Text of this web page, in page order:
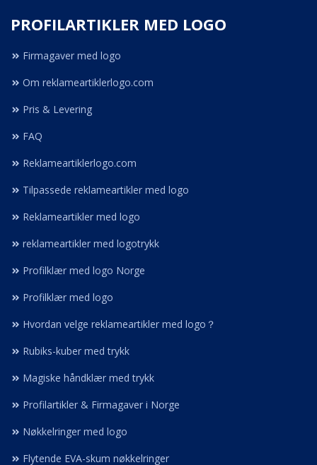
PROFILARTIKLER MED LOGO
Firmagaver med logo
Om reklameartiklerlogo.com
Pris & Levering
FAQ
Reklameartiklerlogo.com
Tilpassede reklameartikler med logo
Reklameartikler med logo
reklameartikler med logotrykk
Profilklær med logo Norge
Profilklær med logo
Hvordan velge reklameartikler med logo？
Rubiks-kuber med trykk
Magiske håndklær med trykk
Profilartikler & Firmagaver i Norge
Nøkkelringer med logo
Flytende EVA-skum nøkkelringer